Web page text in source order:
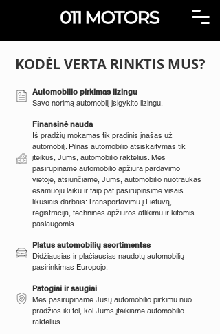
KODĖL VERTA RINKTIS MUS?
Automobilio pirkimas lizingu
Savo norimą automobilį įsigykite lizingu.
Finansinė nauda
Iš pradžių mokamas tik pradinis įnašas už
automobilį. Pilnas automobilio atsiskaitymas tik
įteikus, Jums, automobilio raktelius. Mes
pasirūpiname automobilio apžiūra pardavimo
vietoje, atsiunčiame, Jums, automobilio nuotraukas
esamuoju laiku ir taip pat pasirūpinsime visais
likusiais darbais: Transportavimu į Lietuvą,
registracija, techninės apžiūros atlikimu ir kitomis
paslaugomis.
Platus automobilių asortimentas
Didžiausias ir plačiausias naudotų automobilių
pasirinkimas Europoje.
Patogiai ir saugiai
Mes pasirūpiname Jūsų automobilio pirkimu nuo
pradžios iki tol, kol Jums įteikiame automobilio
raktelius.